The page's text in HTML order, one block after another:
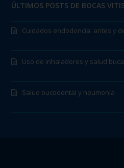
ÚLTIMOS POSTS DE BOCAS
Cuidados endodoncia: antes y
Uso de inhaladores y salud
Salud bucodental y neumonía